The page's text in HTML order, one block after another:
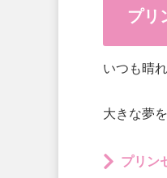
プリ
いつも晴
大きな夢
プリン